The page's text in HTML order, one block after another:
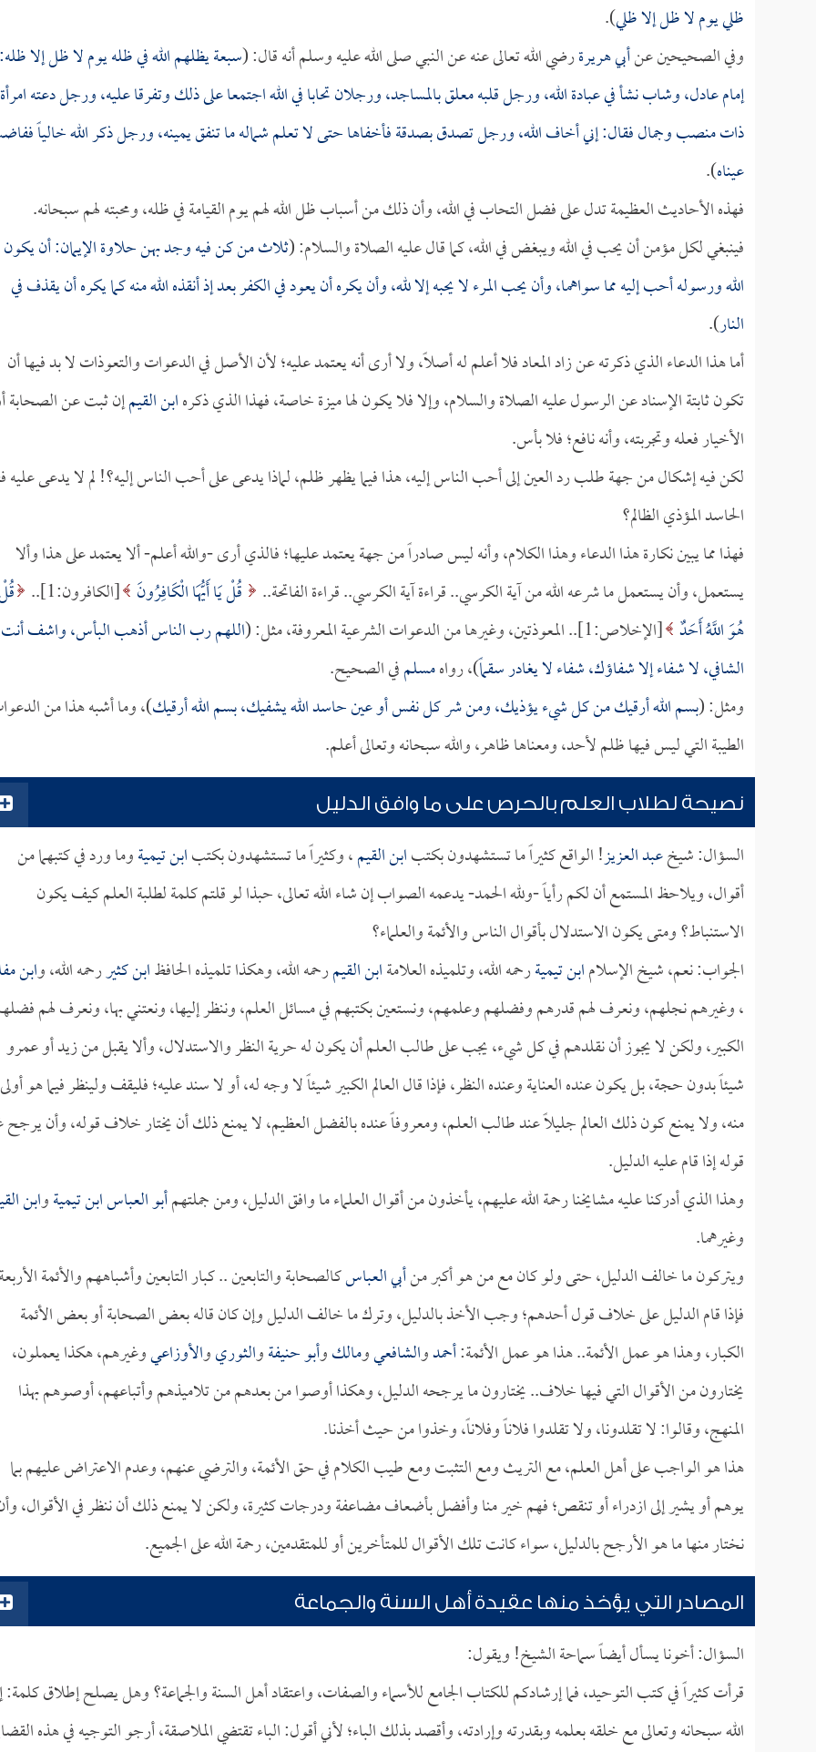
ظلي يوم لا ظل إلا ظلي).
وفي الصحيحين عنأبي هريرةرضي الله تعالى عنه عن النبي صلى الله عليه وسلم أنه قال: (سبعة يظلهم الله في ظله يوم لا ظل إلا
إمام عادل، وشاب نشأ في عبادة الله، ورجل قلبه معلق بالمساجد، ورجلان تحابا في الله اجتمعا على ذلك وتفرقا عليه، ورجل دعته امرأة
ذات منصب وجمال فقال: إني أخاف الله، ورجل تصدق بصدقة فأخفاها حتى لا تعلم شماله ما تنفق يمينه، ورجل ذكر الله خالياً
عيناه).
فهذه الأحاديث العظيمة تدل على فضل التحاب في الله، وأن ذلك من أسباب ظل الله لهم يوم القيامة في ظله، ومحبته لهم سبحانه.
فينبغي لكل مؤمن أن يحب في الله ويبغض في الله، كما قال عليه الصلاة والسلام: (ثلاث من كن فيه وجد بهن حلاوة الإيمان: أن يكون
الله ورسوله أحب إليه مما سواهما، وأن يحب المرء لا يحبه إلا لله، وأن يكره أن يعود في الكفر بعد إذ أنقذه الله منه كما يكره أن يقذف في
النار).
أما هذا الدعاء الذي ذكرته عن زاد المعاد فلا أعلم له أصلاً، ولا أرى أنه يعتمد عليه؛ لأن الأصل في الدعوات والتعوذات لا بد فيها أن
تكون ثابتة الإسناد عن الرسول عليه الصلاة والسلام، وإلا فلا يكون لها ميزة خاصة، فهذا الذي ذكرهابن القيمإن ثبت عن الصحابة
الأخيار فعله وتجربته، وأنه نافع؛ فلا بأس.
لكن فيه إشكال من جهة طلب رد العين إلى أحب الناس إليه، هذا فيما يظهر ظلم، لماذا يدعى على أحب الناس إليه؟! لم لا يدعى
الحاسد المؤذي الظالم؟
فهذا مما يبين نكارة هذا الدعاء وهذا الكلام، وأنه ليس صادراً من جهة يعتمد عليها؛ فالذي أرى -والله أعلم- ألا يعتمد على هذا وألا
يستعمل، وأن يستعمل ما شرعه الله من آية الكرسي.. قراءة آية الكرسي.. قراءة الفاتحة..
قُلْ يَا أَيُّهَا الْكَافِرُونَ [الكافرون:1]..
هُوَ اللَّهُ أَحَدٌ [الإخلاص:1].. المعوذتين، وغيرها من الدعوات الشرعية المعروفة، مثل: (
اللهم رب الناس أذهب البأس، واشف أنت
الشافي، لا شفاء إلا شفاؤك، شفاء لا يغادر سقماً)، رواهمسلمفي الصحيح.
ومثل: (بسم الله أرقيك من كل شيء يؤذيك، ومن شر كل نفس أو عين حاسد الله يشفيك، بسم الله أرقيك)، وما أشبه هذا من
الطيبة التي ليس فيها ظلم لأحد، ومعناها ظاهر، والله سبحانه وتعالى أعلم.
نصيحة لطلاب العلم بالحرص على ما وافق الدليل
السؤال: شيخعبد العزيز! الواقع كثيراً ما تستشهدون بكتبابن القيم، وكثيراً ما تستشهدون بكتبابن تيميةوما ورد في كتبهما من
أقوال، ويلاحظ المستمع أن لكم رأياً -ولله الحمد- يدعمه الصواب إن شاء الله تعالى، حبذا لو قلتم كلمة لطلبة العلم كيف يكون
الاستنباط؟ ومتى يكون الاستدلال بأقوال الناس والأئمة والعلماء؟
الجواب: نعم، شيخ الإسلامابن تيميةرحمه الله، وتلميذه العلامةابن القيمرحمه الله، وهكذا تلميذه الحافظابن كثيررحمه الله، وابن
، وغيرهم نجلهم، ونعرف لهم قدرهم وفضلهم وعلمهم، ونستعين بكتبهم في مسائل العلم، وننظر إليها، ونعتني بها، ونعرف لهم
الكبير، ولكن لا يجوز أن نقلدهم في كل شيء، يجب على طالب العلم أن يكون له حرية النظر والاستدلال، وألا يقبل من زيد أو عمرو
شيئاً بدون حجة، بل يكون عنده العناية وعنده النظر، فإذا قال العالم الكبير شيئاً لا وجه له، أو لا سند عليه؛ فليقف ولينظر فيما هو أولى
منه، ولا يمنع كون ذلك العالم جليلاً عند طالب العلم، ومعروفاً عنده بالفضل العظيم، لا يمنع ذلك أن يختار خلاف قوله، وأن يرجح
قوله إذا قام عليه الدليل.
وهذا الذي أدركنا عليه مشايخنا رحمة الله عليهم، يأخذون من أقوال العلماء ما وافق الدليل، ومن جملتهمأبو العباس ابن تيميةوابن
وغيرهما.
ويتركون ما خالف الدليل، حتى ولو كان مع من هو أكبر منأبي العباسكالصحابة والتابعين .. كبار التابعين وأشباههم والأئمة
فإذا قام الدليل على خلاف قول أحدهم؛ وجب الأخذ بالدليل، وترك ما خالف الدليل وإن كان قاله بعض الصحابة أو بعض الأئمة
الكبار، وهذا هو عمل الأئمة.. هذا هو عمل الأئمة:أحمدوالشافعيومالكوأبو حنيفةوالثوريوالأوزاعيوغيرهم، هكذا يعملون،
يختارون من الأقوال التي فيها خلاف.. يختارون ما يرجحه الدليل، وهكذا أوصوا من بعدهم من تلاميذهم وأتباعهم، أوصوهم بهذا
المنهج، وقالوا: لا تقلدونا، ولا تقلدوا فلاناً وفلاناً، وخذوا من حيث أخذنا.
هذا هو الواجب على أهل العلم، مع التريث ومع التثبت ومع طيب الكلام في حق الأئمة، والترضي عنهم، وعدم الاعتراض عليهم بما
يوهم أو يشير إلى ازدراء أو تنقص؛ فهم خير منا وأفضل بأضعاف مضاعفة ودرجات كثيرة، ولكن لا يمنع ذلك أن ننظر في الأقوال،
نختار منها ما هو الأرجح بالدليل، سواء كانت تلك الأقوال للمتأخرين أو للمتقدمين، رحمة الله على الجميع.
المصادر التي يؤخذ منها عقيدة أهل السنة والجماعة
السؤال: أخونا يسأل أيضاً سماحة الشيخ! ويقول:
قرأت كثيراً في كتب التوحيد، فما إرشادكم للكتاب الجامع للأسماء والصفات، واعتقاد أهل السنة والجماعة؟ وهل يصلح إطلاق كلمة:
الله سبحانه وتعالى مع خلقه بعلمه وبقدرته وإرادته، وأقصد بذلك الباء؛ لأني أقول: الباء تقتضي الملاصقة، أرجو التوجيه في هذه